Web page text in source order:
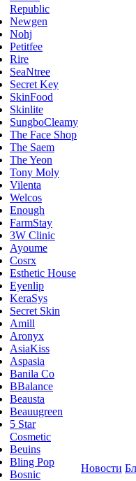
Republic
Newgen
Nohj
Petitfee
Rire
SeaNtree
Secret Key
SkinFood
Skinlite
SungboCleamy
The Face Shop
The Saem
The Yeon
Tony Moly
Vilenta
Welcos
Enough
FarmStay
3W Clinic
Ayoume
Cosrx
Esthetic House
Eyenlip
KeraSys
Secret Skin
Amill
Aronyx
AsiaKiss
Aspasia
Banila Co
BBalance
Beausta
Beauugreen
5 Star
Cosmetic
Beuins
Bling Pop
Bosnic
Новости